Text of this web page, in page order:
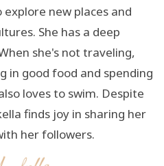
new places and
She has a deep
she's not traveling,
in good food and spending
loves to swim. Despite
finds joy in sharing her
her followers.